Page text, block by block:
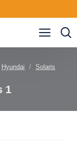
Hyundai
Solaris
1